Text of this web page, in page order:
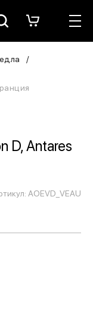
D, Antares
AOEVD_VEAU